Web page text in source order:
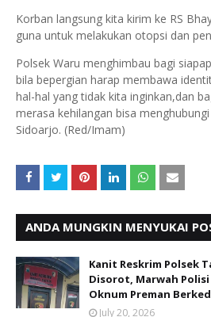
Korban langsung kita kirim ke RS
guna untuk melakukan otopsi dan
Polsek Waru menghimbau bagi
bila bepergian harap membawa
hal-hal yang tidak kita inginkan,dan
merasa kehilangan bisa
Sidoarjo. (Red/Imam)
ANDA MUNGKIN MENYUKAI
Kanit Reskrim Polsek
Disorot, Marwah
Oknum Preman
July 20, 2026